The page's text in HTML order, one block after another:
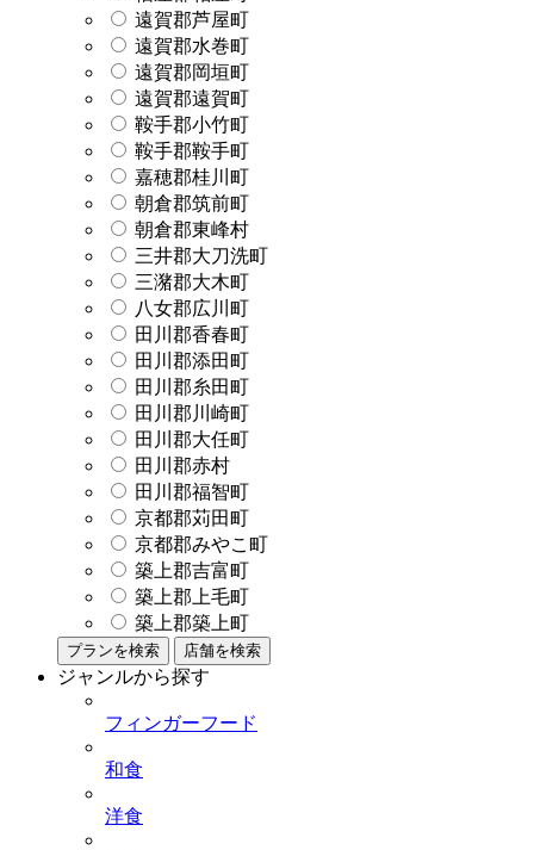
遠賀郡芦屋町
遠賀郡水巻町
遠賀郡岡垣町
遠賀郡遠賀町
鞍手郡小竹町
鞍手郡鞍手町
嘉穂郡桂川町
朝倉郡筑前町
朝倉郡東峰村
三井郡大刀洗町
三潴郡大木町
八女郡広川町
田川郡香春町
田川郡添田町
田川郡糸田町
田川郡川崎町
田川郡大任町
田川郡赤村
田川郡福智町
京都郡苅田町
京都郡みやこ町
築上郡吉富町
築上郡上毛町
築上郡築上町
プランを検索 店舗を検索
ジャンルから探す
フィンガーフード
和食
洋食